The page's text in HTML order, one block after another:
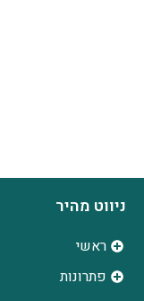
ניווט מהיר
ראשי
פתרונות